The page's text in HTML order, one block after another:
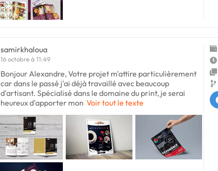
samirkhaloua
16 octobre à 11:49
Bonjour Alexandre, Votre projet m'attire particulièrement
car dans le passé j'ai déjà travaillé avec beaucoup
d'artisant. Spécialisé dans le domaine du print, je serai
heureux d'apporter mon Voir tout le texte